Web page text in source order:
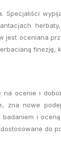
Specjaliści
jest oceniana
finezję,
na ocenie i
zna nowe
badaniem i
do